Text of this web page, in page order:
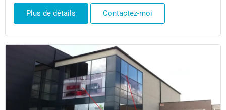
Plus de détails Contactez-moi